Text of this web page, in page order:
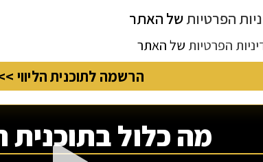
הפרטיותשל האתר
הפרטיות של האתר
הרשמה לתוכנית הליווי
מה כלול בתוכנית